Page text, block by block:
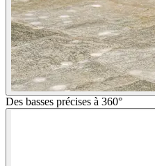
Des basses précises à 360°